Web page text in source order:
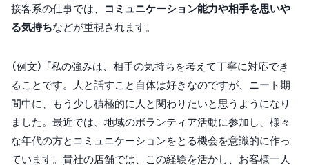
接客系の仕事では、
コミュニケーション能力や相手を思いや
る気持ちなどが重視されます。
（例文） 「私の強みは、相手の気持ちを考えて丁寧に対応でき
ることです。人と話すこと自体は好きなのですが、ニート期
間中に、もう少し積極的に人と関わりたいと思うようになり
ました。最近では、地域のボランティア活動に参加し、様々
な年代の方とコミュニケーションをとる機会を意識的に作っ
ています。貴社の店舗では、この経験を活かし、お客様一人